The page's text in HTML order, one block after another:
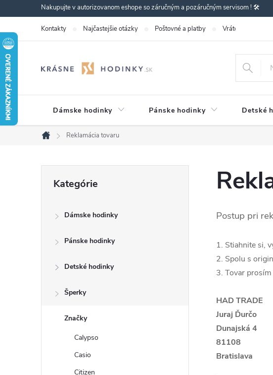
na
obsah
Nakupujte v autorizovanom eshope so záručným a pozáručným servisom ! 🛠️
Kontakty Najčastejšie otázky Poštovné a platby Vrátenie-výmena
Dámske hodinky Pánske hodinky Detské
Domov
Reklamácia tovaru
kategórie
Kategórie
Dámske hodinky
Pánske hodinky
Detské hodinky
Šperky
Značky
Calypso
Casio
Citizen
Postup pri
1. Stiahnite si,
2. Spolu s
3. Tovar
HAD TRADE
Juraj Ďurčo
Dunajská 4
81108
Bratislava